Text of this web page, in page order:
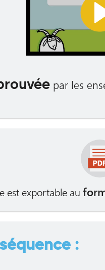
par les
est exportable au
: